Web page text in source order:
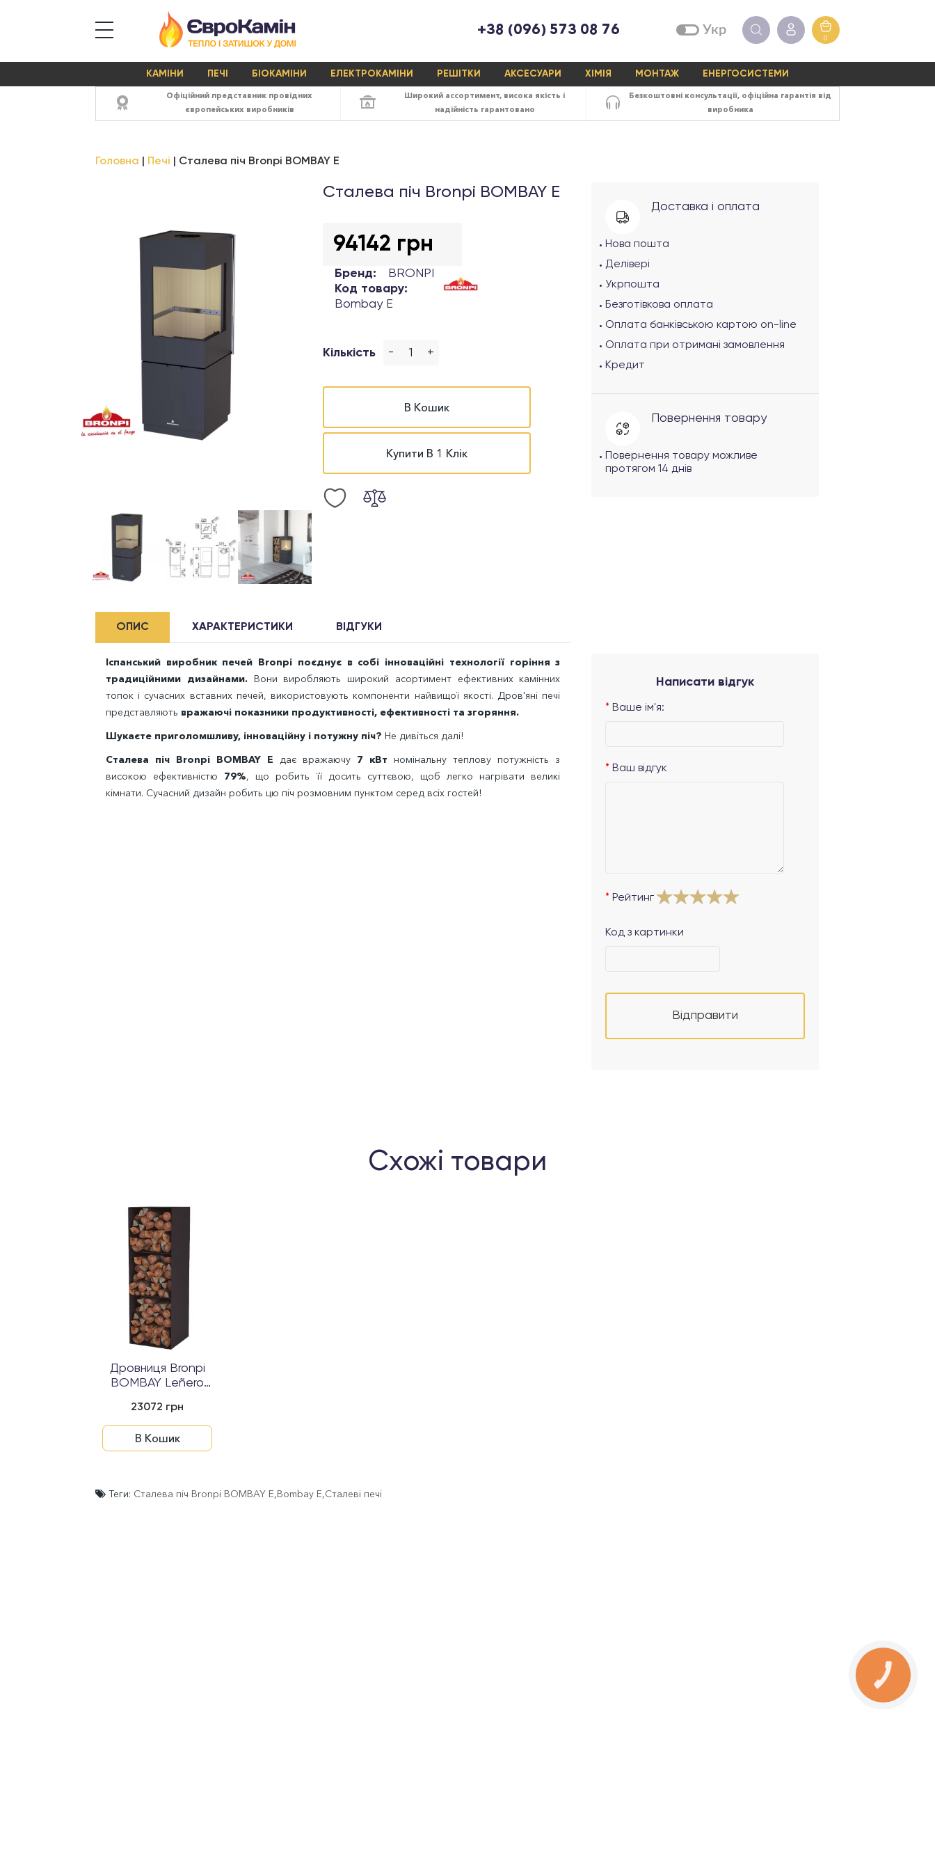
+38 (096) 573 08 76 Укр
0
КАМІНИ ПЕЧІ БІОКАМІНИ ЕЛЕКТРОКАМІНИ РЕШІТКИ АКСЕСУАРИ ХІМІЯ МОНТАЖ ЕНЕРГОСИСТЕМИ
Офіційний представник провідних
європейських виробників
Широкий ассортимент, висока якість і
надійність гарантовано
Безкоштовні консультації, офіційна гарантія від
виробника
Головна Печі Сталева піч Bronpi BOMBAY E
Сталева піч Bronpi BOMBAY E
94142 грн
Бренд:
BRONPI
Код товару:
Bombay E
Кількість - +
В Кошик
Купити В 1 Клік
Доставка і оплата
Нова пошта
Делівері
Укрпошта
Безготівкова оплата
Оплата банківською картою on-line
Оплата при отримані замовлення
Кредит
Повернення товару
Повернення товару можливе
протягом 14 днів
ОПИС ХАРАКТЕРИСТИКИ ВІДГУКИ
Іспанський виробник печей Bronpi поєднує в собі інноваційні технології горіння з
традиційними дизайнами.Вони виробляють широкий асортимент ефективних камінних
топок і сучасних вставних печей, використовують компоненти найвищої якості. Дров'яні печі
представляють вражаючі показники продуктивності, ефективності та згоряння.
Шукаєте приголомшливу, інноваційну і потужну піч? Не дивіться далі!
Сталева піч Bronpi BOMBAY E
дає вражаючу 7 кВт номінальну теплову потужність з
високою ефективністю 79%, що робить її досить суттєвою, щоб легко нагрівати великі
кімнати. Сучасний дизайн робить цю піч розмовним пунктом серед всіх гостей!
Написати відгук
Ваше ім'я:
Ваш відгук
Рейтинг
Код з картинки
Відправити
Схожі товари
Дровниця Bronpi
BOMBAY Leñero
23072 грн
В Кошик
Теги: Сталева піч Bronpi BOMBAY E,Bombay E,Сталеві печі